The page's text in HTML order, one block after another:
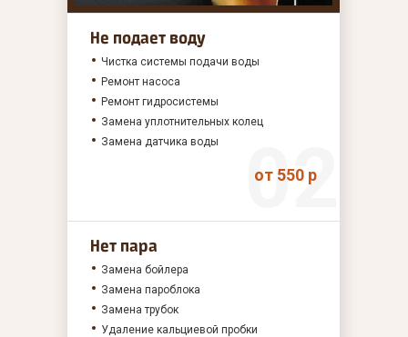
Не подает воду
Чистка системы подачи воды
Ремонт насоса
Ремонт гидросистемы
Замена уплотнительных колец
Замена датчика воды
от 550 р
Нет пара
Замена бойлера
Замена пароблока
Замена трубок
Удаление кальциевой пробки